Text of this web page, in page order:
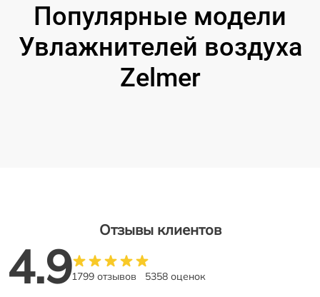
Популярные модели
Увлажнителей воздуха
Zelmer
Отзывы клиентов
4.91799 отзывов 5358 оценок